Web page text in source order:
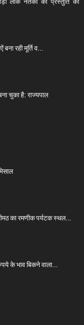
रही मूर्ति व...
चुका है: राज्यपाल
का रमणीक पर्यटक स्थल...
के भाव बिकने वाला...